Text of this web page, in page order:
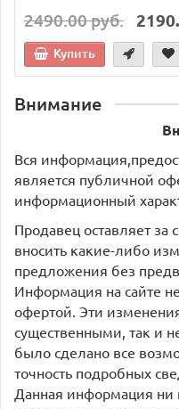
2490.00 руб.
Купить
Внимание
Вся
является публичной
информационный
Продавец оставляет
вносить какие-либо
предложения без
Информация на сайте
офертой. Эти
существенными, так и
было сделано все
точность подробных
Данная информация ни